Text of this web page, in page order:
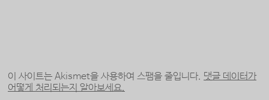
이 사이트는 Akismet을 사용하여 스팸을 줄입니다. 댓글 데이터가
어떻게 처리되는지 알아보세요.